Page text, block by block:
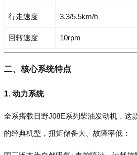
行走速度 3.3/5.5km/h
回转速度 10rpm
二、核心系统特点
1. 动力系统
全系搭载日野J08E系列柴油发动机，这
的经典机型，扭矩储备大、故障率低：